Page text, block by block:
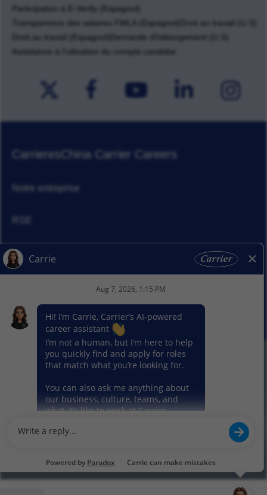
Participation à E-Verify (Espagnol)
Transparence des salaires FMLA (Espagnol)
Droit au travail (U.S)
Droit au travail (Espagnol)
Demande d'hébergement (U.S)
Assistance à l'utlisation du compte candidat
CarrieresChina Carrier Careers
Notre entreprise
Actualités
© 2026 Carrier. Tous droits réservés
Notice sur la protection des données
Plan du site
Conditions d'utilisation